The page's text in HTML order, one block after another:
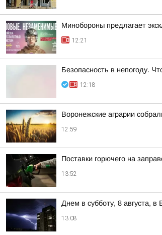
Минобороны предлагает
12:21
Безопасность в непогоду.
12:18
Воронежские аграрии
12:59
Поставки горючего на
13:52
Днем в субботу, 8 августа,
13:08